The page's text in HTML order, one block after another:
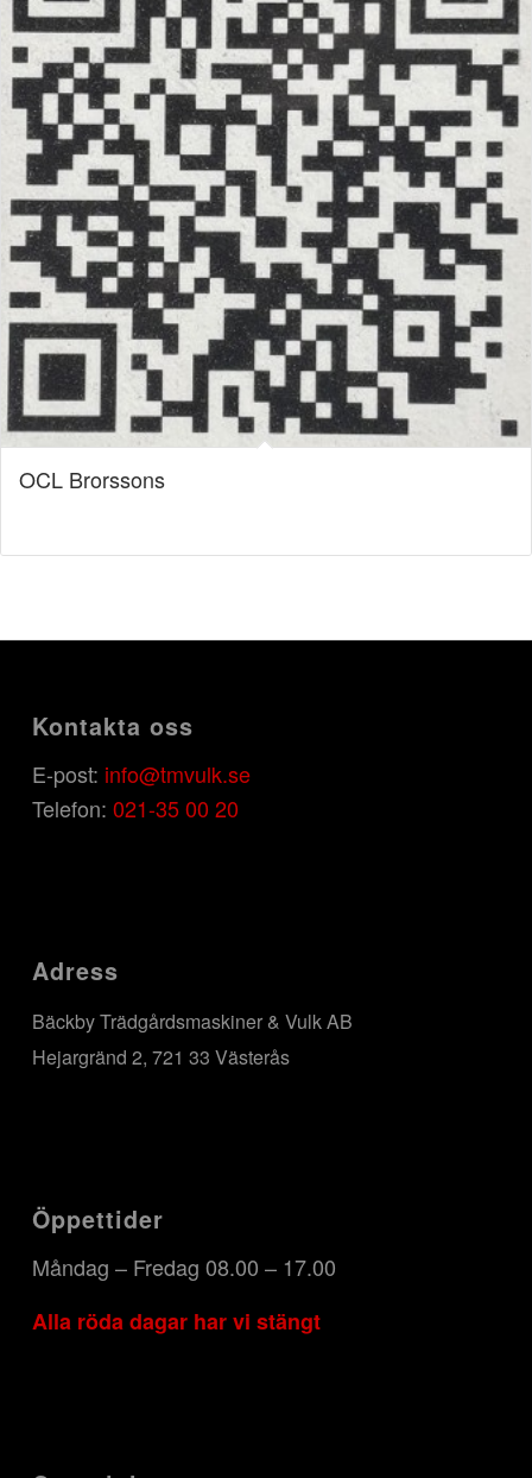
OCL Brorssons
Kontakta oss
E-post: info@tmvulk.se
Telefon: 021-35 00 20
Adress
Bäckby Trädgårdsmaskiner & Vulk AB
Hejargränd 2, 721 33 Västerås
Öppettider
Måndag – Fredag 08.00 – 17.00
Alla röda dagar har vi stängt